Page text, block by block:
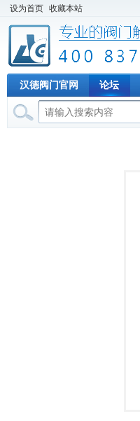
设为首页 收藏本站
汉德阀门官网 论坛